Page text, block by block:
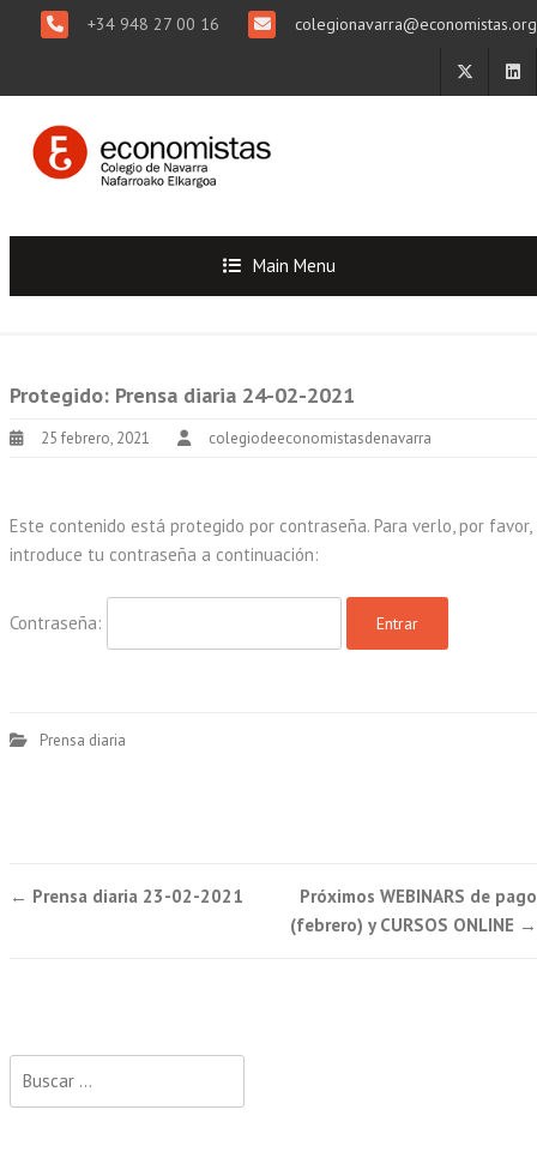
+34 948 27 00 16 colegionavarra@economistas.org
Main Menu
Protegido: Prensa diaria 24-02-2021
25 febrero, 2021 colegiodeeconomistasdenavarra
Este contenido está protegido por contraseña. Para verlo, por favor,
introduce tu contraseña a continuación:
Contraseña:
Prensa diaria
Post
← Prensa diaria 23-02-2021
Próximos WEBINARS de pago
(febrero) y CURSOS ONLINE →